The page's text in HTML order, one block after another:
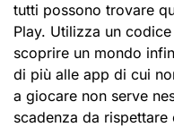
tutti possono trovare
Play. Utilizza un
scoprire un mondo
di più alle app di cui
a giocare non serve
scadenza da